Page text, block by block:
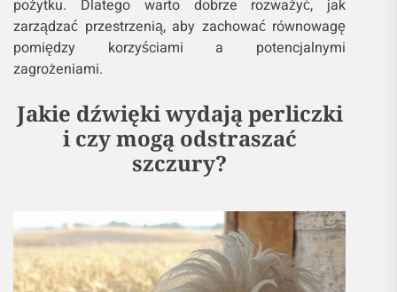
pożytku. Dlatego warto dobrze rozważyć, jak
zarządzać przestrzenią, aby zachować równowagę
pomiędzy korzyściami a potencjalnymi
zagrożeniami.
Jakie dźwięki wydają perliczki
i czy mogą odstraszać
szczury?